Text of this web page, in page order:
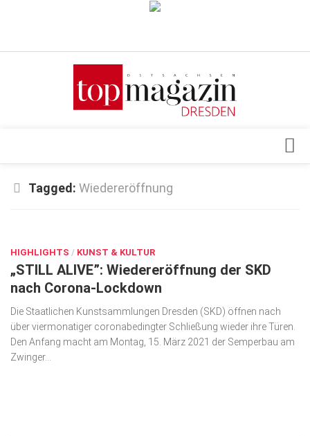
Verkaufsstellen
Top Gesundheitsforum Dresden / Ostsachsen
Geschäft
gesund & schön
Gesellschaft
Kunst & Kultur
Lifestyle
Tagged: Wiedereröffnung
HIGHLIGHTS / KUNST & KULTUR
„STILL ALIVE”: Wiedereröffnung der SKD
nach Corona-Lockdown
Die Staatlichen Kunstsammlungen Dresden (SKD) öffnen nach
über viermonatiger coronabedingter Schließung wieder ihre Türen.
Den Anfang macht am Montag, 15. März 2021 der Semperbau am
Zwinger...